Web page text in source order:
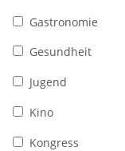
Gastronomie
Gesundheit
Jugend
Kino
Kongress